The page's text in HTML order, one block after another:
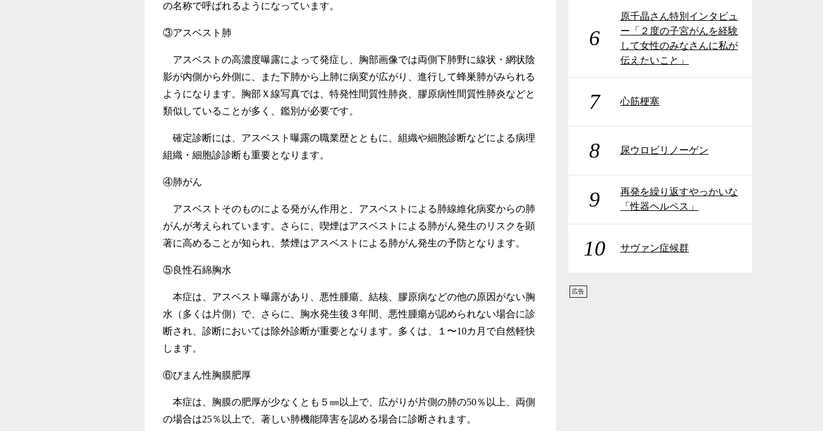
の名称で呼ばれるようになっています。
③アスベスト肺
アスベストの高濃度曝露によって発症し、胸部画像では両側下肺野に線状・網状陰
影が内側から外側に、また下肺から上肺に病変が広がり、進行して蜂巣肺がみられる
ようになります。胸部Ｘ線写真では、特発性間質性肺炎、膠原病性間質性肺炎などと
類似していることが多く、鑑別が必要です。
確定診断には、アスベスト曝露の職業歴とともに、組織や細胞診断などによる病理
組織・細胞診診断も重要となります。
④肺がん
アスベストそのものによる発がん作用と、アスベストによる肺線維化病変からの肺
がんが考えられています。さらに、喫煙はアスベストによる肺がん発生のリスクを顕
著に高めることが知られ、禁煙はアスベストによる肺がん発生の予防となります。
⑤良性石綿胸水
本症は、アスベスト曝露があり、悪性腫瘍、結核、膠原病などの他の原因がない胸
水（多くは片側）で、さらに、胸水発生後３年間、悪性腫瘍が認められない場合に診
断され、診断においては除外診断が重要となります。多くは、１〜10カ月で自然軽快
します。
⑥びまん性胸膜肥厚
本症は、胸膜の肥厚が少なくとも５㎜以上で、広がりが片側の肺の50％以上、両側
の場合は25％以上で、著しい肺機能障害を認める場合に診断されます。
6
原千晶さん特別インタビュ
ー「２度の子宮がんを経験
して女性のみなさんに私が
伝えたいこと」
7 心筋梗塞
8 尿ウロビリノーゲン
9
再発を繰り返すやっかいな
「性器ヘルペス」
10 サヴァン症候群
広告